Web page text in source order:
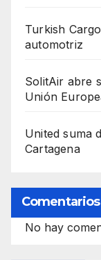
Turkish
automotriz
SolitAir abre
Unión
United suma
Cartagena
No hay